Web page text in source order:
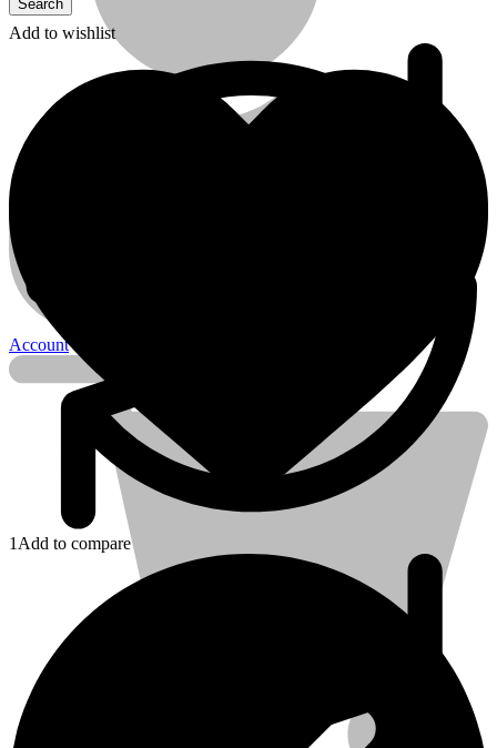
Contactez nous
Account
Add to wishlist
1 Add to compare